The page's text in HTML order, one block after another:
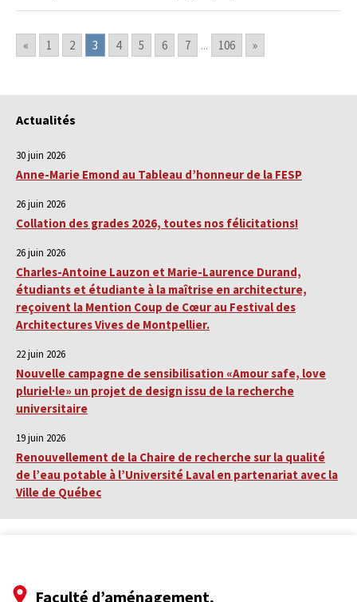
« 1 2 3 4 5 6 7 ... 106 »
Actualités
30 juin 2026
Anne-Marie Emond au Tableau d’honneur de la FESP
26 juin 2026
Collation des grades 2026, toutes nos félicitations!
26 juin 2026
Charles-Antoine Lauzon et Marie-Laurence Durand,
étudiants et étudiante à la maîtrise en architecture,
reçoivent la Mention Coup de Cœur au Festival des
Architectures Vives de Montpellier.
22 juin 2026
Nouvelle campagne de sensibilisation «Amour safe, love
pluriel·le» un projet de design issu de la recherche
universitaire
19 juin 2026
Renouvellement de la Chaire de recherche sur la qualité
de l’eau potable à l’Université Laval en partenariat avec la
Ville de Québec
Faculté d’aménagement,